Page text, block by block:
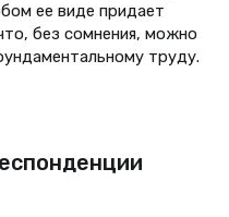
ее виде придает
без сомнения, можно
труду.